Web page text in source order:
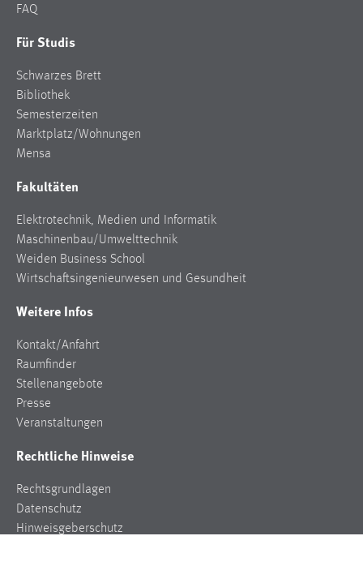
FAQ
Für Studis
Schwarzes Brett
Bibliothek
Semesterzeiten
Marktplatz/Wohnungen
Mensa
Fakultäten
Elektrotechnik, Medien und Informatik
Maschinenbau/Umwelttechnik
Weiden Business School
Wirtschaftsingenieurwesen und Gesundheit
Weitere Infos
Kontakt/Anfahrt
Raumfinder
Stellenangebote
Presse
Veranstaltungen
Rechtliche Hinweise
Rechtsgrundlagen
Datenschutz
Hinweisgeberschutz